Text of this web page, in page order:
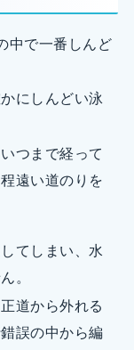
中で一番しんど
にしんどい泳
つまで経って
遠い道のりを
てしまい、水
。
道から外れる
誤の中から編